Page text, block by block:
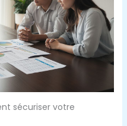
sécuriser votre